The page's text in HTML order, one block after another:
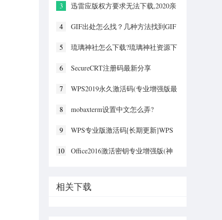
3
迅雷应版权方要求无法下载,2020亲
4
GIF出处怎么找？几种方法找到GIF
5
琉璃神社怎么下载?琉璃神社资源下
6
SecureCRT注册码最新分享
7
WPS2019永久激活码(专业增强版最
8
mobaxterm设置中文怎么弄?
9
WPS专业版激活码[长期更新]WPS
10
Office2016激活密钥专业增强版(神
相关下载